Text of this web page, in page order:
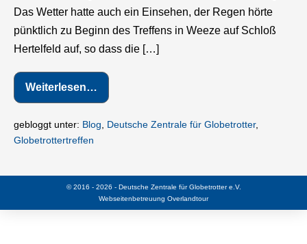
Das Wetter hatte auch ein Einsehen, der Regen hörte
pünktlich zu Beginn des Treffens in Weeze auf Schloß
Hertelfeld auf, so dass die […]
Weiterlesen…
Sonja’s
Fernwehtreffen
gebloggt unter: Blog Deutsche Zentrale für Globetrotter,
Globetrottertreffen
© 2016 - 2026 - Deutsche Zentrale für Globetrotter e.V.
Webseitenbetreuung Overlandtour